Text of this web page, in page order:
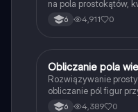
na pola prostokątów,
6 4,911 0
OMatematyka
Obliczanie pola
Rozwiązywanie
obliczanie pól figur
boków i wysokości.
6 4,389 0